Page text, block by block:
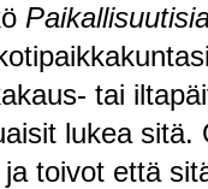
tai
lukea
toivot että